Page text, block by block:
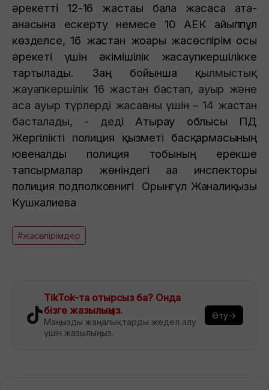
әрекетті 12-16 жастағы бала жасаса ата-
анасына ескерту немесе 10 АЕК айыппұл
көзделсе, 16 жастан жоғары жасөспірім осы
әрекеті үшін әкімішілік жасаупкершілікке
тартылады. Заң бойынша қылмыстық
жауапкершілік 16 жастан бастап, ауыр және
аса ауыр түрлерді жасағаны үшін – 14 жастан
басталады, - дедіАтырау облысы ПД
Жергілікті полиция қызметі басқармасының
ювеналды полиция тобының ерекше
тапсырмалар жөніндегі аға инспекторы
полиция подполковнигі Орынгүл Жанғалиқызы
Кушкалиева
#жасөспірімдер
TikTok-та отырсыз ба? Онда
бізге жазылыңыз.
Маңызды жаңалықтарды жедел алу
үшін жазылыңыз.
Өту→